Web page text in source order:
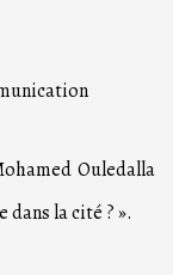
Ouledalla
la cité ? ».